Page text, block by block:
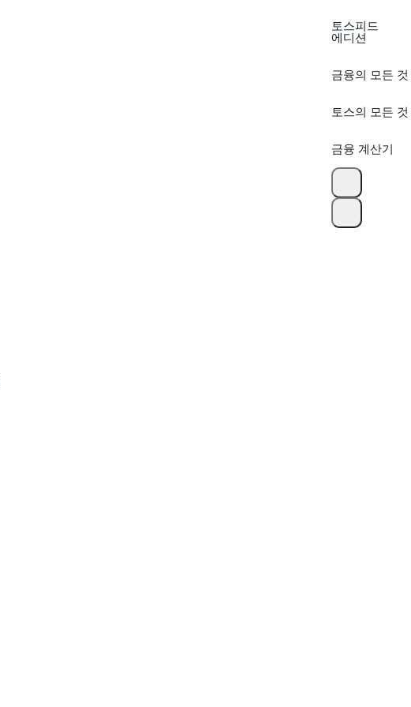
토스피드
에디션
금융의 모든 것
토스의 모든 것
금융 계산기